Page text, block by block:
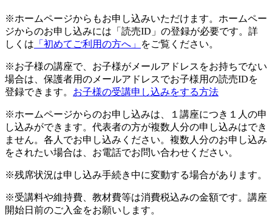
※ホームページからもお申し込みいただけます。ホームペー
ジからのお申し込みには「読売ID」の登録が必要です。詳
しくは 「初めてご利用の方へ」 をご覧ください。
※お子様の講座で、お子様がメールアドレスをお持ちでない
場合は、保護者用のメールアドレスでお子様用の読売IDを
登録できます。 お子様の受講申し込みをする方法
※ホームページからのお申し込みは、１講座につき１人の申
し込みができます。代表者の方が複数人分の申し込みはでき
ません。各人でお申し込みください。複数人分のお申し込み
をされたい場合は、お電話でお問い合わせください。
※残席状況は申し込み手続き中に変動する場合があります。
※受講料や維持費、教材費等は消費税込みの金額です。講座
開始日前のご入金をお願いします。